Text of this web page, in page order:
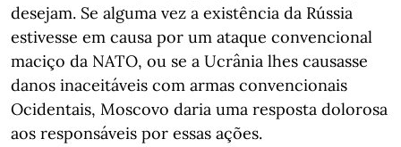
desejam. Se alguma vez a existência da Rússia
estivesse em causa por um ataque convencional
maciço da NATO, ou se a Ucrânia lhes causasse
danos inaceitáveis com armas convencionais
Ocidentais, Moscovo daria uma resposta dolorosa
aos responsáveis por essas ações.